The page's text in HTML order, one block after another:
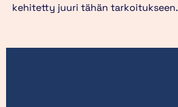
kehitetty juuri tähän tarkoitukseen.